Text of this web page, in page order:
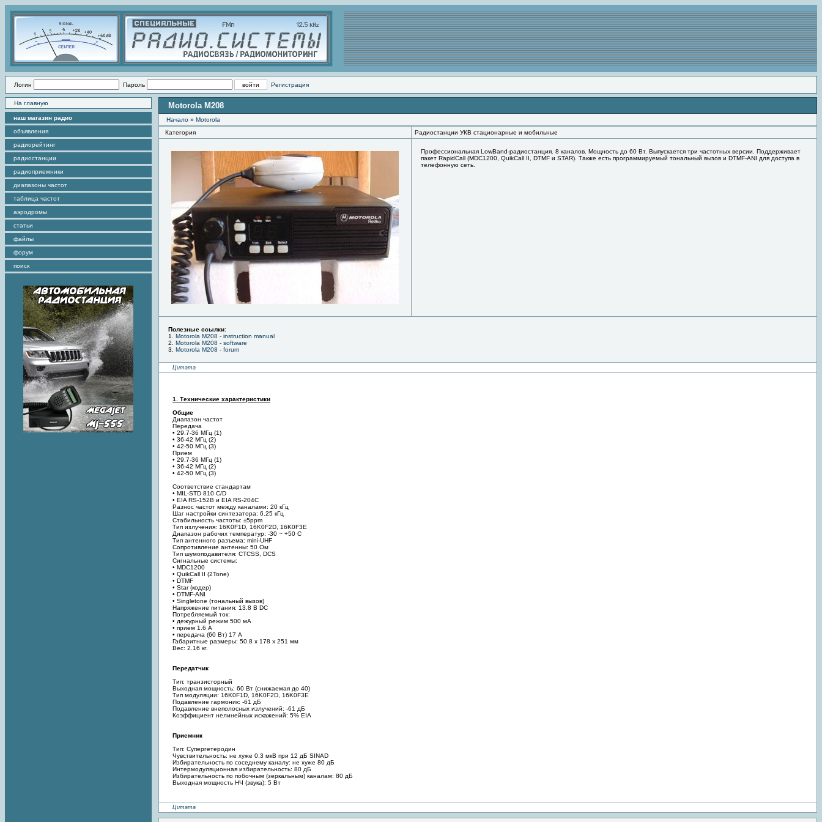
Логин Пароль Регистрация
На главную
наш магазин радио
объявления
радиорейтинг
радиостанции
радиоприемники
диапазоны частот
таблица частот
аэродромы
статьи
файлы
форум
поиск
Motorola M208
Начало » Motorola
Категория
Радиостанции УКВ стационарные и мобильные
Профессиональная LowBand-радиостанция. 8 каналов. Мощность до 60 Вт. Выпускается три частотных версии. Поддерживает
пакет RapidCall (MDC1200, QuikCall II, DTMF и STAR). Также есть программируемый тональный вызов и DTMF-ANI для доступа в
телефонную сеть.
Полезные ссылки:
1. Motorola M208 - instruction manual
2. Motorola M208 - software
3. Motorola M208 - forum
Цитата
1. Технические характеристики
Общие
Диапазон частот
Передача
• 29.7-36 МГц (1)
• 36-42 МГц (2)
• 42-50 МГц (3)
Прием
• 29.7-36 МГц (1)
• 36-42 МГц (2)
• 42-50 МГц (3)
Соответствие стандартам
• MIL-STD 810 C/D
• EIA RS-152B и EIA RS-204C
Разнос частот между каналами: 20 кГц
Шаг настройки синтезатора: 6.25 кГц
Стабильность частоты: ±5ppm
Тип излучения: 16K0F1D, 16K0F2D, 16K0F3E
Диапазон рабочих температур: -30 ~ +50 C
Тип антенного разъема: mini-UHF
Сопротивление антенны: 50 Ом
Тип шумоподавителя: CTCSS, DCS
Сигнальные системы:
• MDC1200
• QuikCall II (2Tone)
• DTMF
• Star (кодер)
• DTMF-ANI
• Singletone (тональный вызов)
Напряжение питания: 13.8 В DC
Потребляемый ток:
• дежурный режим 500 мА
• прием 1.6 А
• передача (60 Вт) 17 А
Габаритные размеры: 50.8 х 178 х 251 мм
Вес: 2.16 кг.
Передатчик
Тип: транзисторный
Выходная мощность: 60 Вт (снижаемая до 40)
Тип модуляции: 16K0F1D, 16K0F2D, 16K0F3E
Подавление гармоник: -61 дБ
Подавление внеполосных излучений: -61 дБ
Коэффициент нелинейных искажений: 5% EIA
Приемник
Тип: Супергетеродин
Чувствительность: не хуже 0.3 мкВ при 12 дБ SINAD
Избирательность по соседнему каналу: не хуже 80 дБ
Интермодуляционная избирательность: 80 дБ
Избирательность по побочным (зеркальным) каналам: 80 дБ
Выходная мощность НЧ (звука): 5 Вт
Цитата